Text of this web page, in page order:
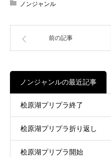
ノンジャンル
前の記事
ノンジャンルの最近記事
桧原湖プリプラ終了
桧原湖プリプラ折り返し
桧原湖プリプラ開始